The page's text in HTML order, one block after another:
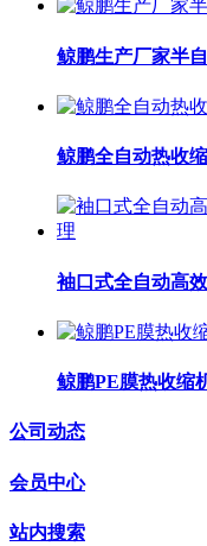
鲸鹏生产厂家半
鲸鹏全自动热收
袖口式全自动高
鲸鹏PE膜热收缩
公司动态
会员中心
站内搜索